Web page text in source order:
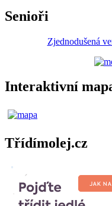
Senioři
Zjednodušená
Interaktivní
Třídímolej.cz